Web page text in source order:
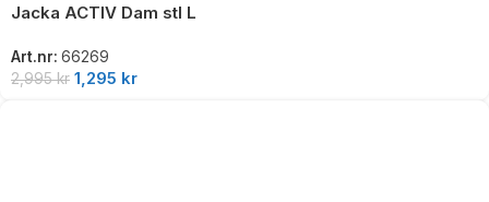
Jacka ACTIV Dam stl L
Art.nr: 66269
2,995kr 1,295 kr